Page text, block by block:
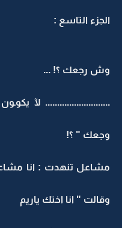
الجزء التاسع :
وش رجعك ؟! ...
........................... لآ
وجعك " ؟!
مشاعل تنهدت : انا
وقالت " انا اختك ياريم